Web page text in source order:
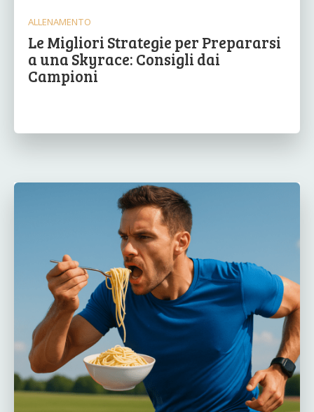
ALLENAMENTO
Le Migliori Strategie per Prepararsi
a una Skyrace: Consigli dai
Campioni